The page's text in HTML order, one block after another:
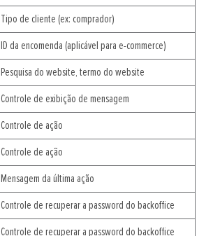
Tipo de cliente (ex: comprador)
ID da encomenda (aplicável para e-commerce)
Pesquisa do website, termo do website
Controle de exibição de mensagem
Controle de ação
Controle de ação
Mensagem da última ação
Controle de recuperar a password do backoffice
Controle de recuperar a password do backoffice